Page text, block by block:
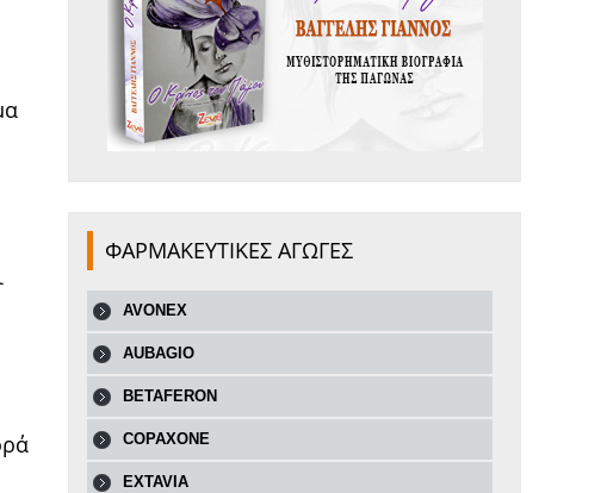
ΦΑΡΜΑΚΕΥΤΙΚΕΣ ΑΓΩΓΕΣ
AVONEX
AUBAGIO
BETAFERON
COPAXONE
EXTAVIA